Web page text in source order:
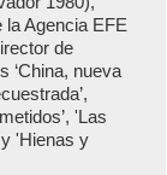
la Agencia EFE
de
‘China, nueva
'Las
'Hienas y